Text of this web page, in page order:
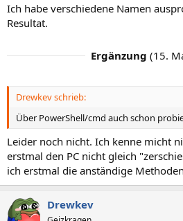
:
Ich habe verschiedene Namen
Resultat.
Ergänzung (15.
Drewkev schrieb:
Über PowerShell/cmd auch schon
Leider noch nicht. Ich kenne micht
erstmal den PC nicht gleich
ich erstmal die anständige
Drewkev